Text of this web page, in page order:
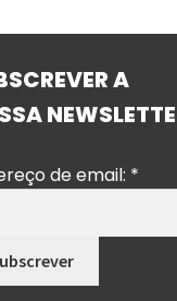
A
de email: *